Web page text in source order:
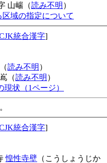
山㟨
読み不明
域の指定について
統合漢字
読み不明
読み不明
状（1ページ）
統合漢字
惶性寺壁
こうしょうじか